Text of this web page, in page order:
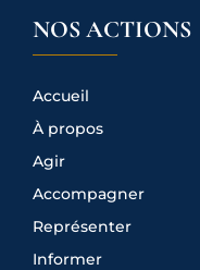
NOS ACTIONS
Accueil
À propos
Agir
Accompagner
Représenter
Informer